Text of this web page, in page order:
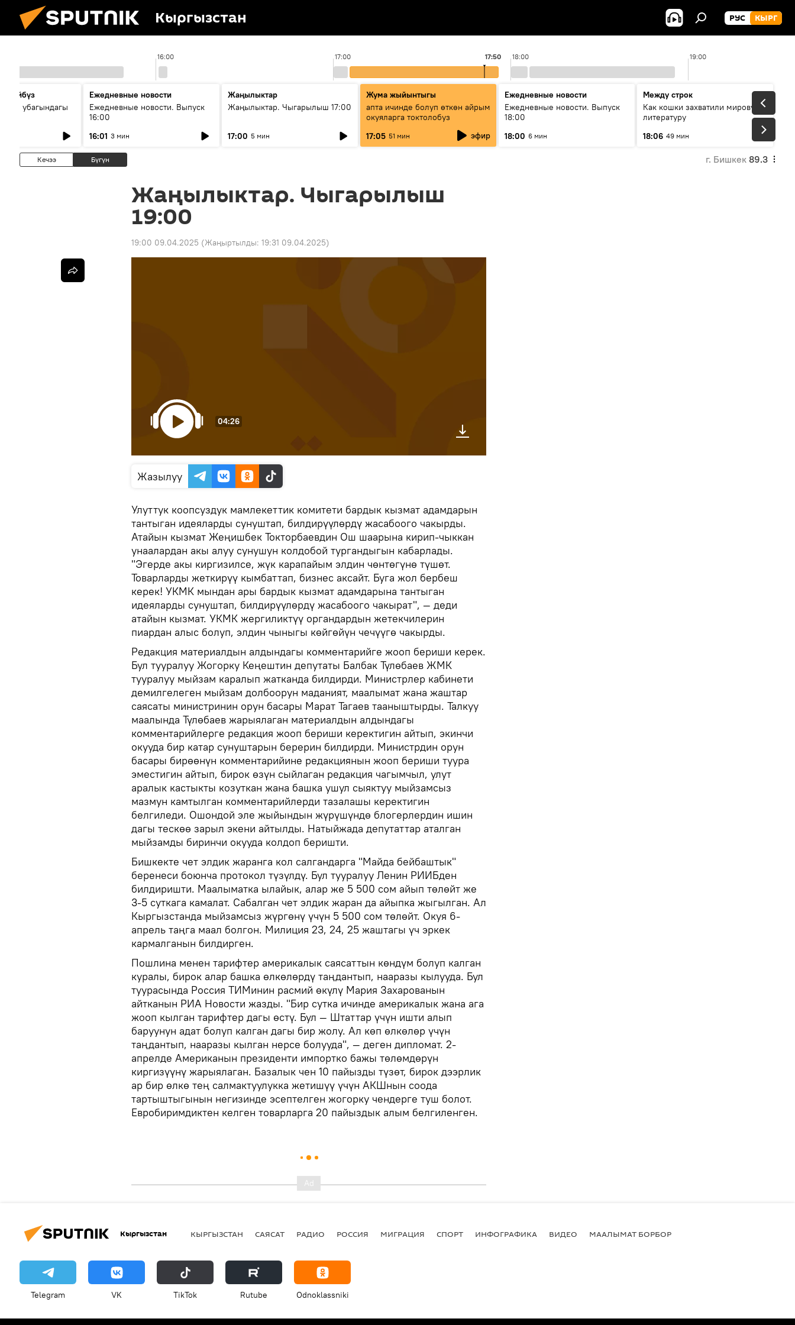
Кыргызстан РУС КЫРГ
16:00 17:00 18:00 19:00
17:50
өз убагындагы
Ежедневные новости
Ежедневные новости. Выпуск
16:00
16:01 3 мин
Жаңылыктар
Жаңылыктар. Чыгарылыш 17:00
17:00 5 мин
Жума жыйынтыгы
апта ичинде болуп өткөн айрым
окуяларга токтолобуз
17:05 51 мин эфир
Ежедневные новости
Ежедневные новости. Выпуск
18:00
18:00 6 мин
Между строк
Как кошки захватили мировую
литературу
18:06 49 мин
Кечээ Бүгүн г. Бишкек 89.3
Жаңылыктар. Чыгарылыш
19:00
19:00 09.04.2025 (Жаңыртылды: 19:31 09.04.2025)
04:26
Жазылуу
Улуттук коопсуздук мамлекеттик комитети бардык кызмат адамдарын
тантыган идеяларды сунуштап, билдирүүлөрдү жасабоого чакырды.
Атайын кызмат Жеңишбек Токторбаевдин Ош шаарына кирип-чыккан
унаалардан акы алуу сунушун колдобой тургандыгын кабарлады.
"Эгерде акы киргизилсе, жүк карапайым элдин чөнтөгүнө түшөт.
Товарларды жеткирүү кымбаттап, бизнес аксайт. Буга жол бербеш
керек! УКМК мындан ары бардык кызмат адамдарына тантыган
идеяларды сунуштап, билдирүүлөрдү жасабоого чакырат", — деди
атайын кызмат. УКМК жергиликтүү органдардын жетекчилерин
пиардан алыс болуп, элдин чыныгы көйгөйүн чечүүгө чакырды.
Редакция материалдын алдындагы комментарийге жооп бериши керек.
Бул тууралуу Жогорку Кеңештин депутаты Балбак Түлөбаев ЖМК
тууралуу мыйзам каралып жатканда билдирди. Министрлер кабинети
демилгелеген мыйзам долбоорун маданият, маалымат жана жаштар
саясаты министринин орун басары Марат Тагаев тааныштырды. Талкуу
маалында Түлөбаев жарыялаган материалдын алдындагы
комментарийлерге редакция жооп бериши керектигин айтып, экинчи
окууда бир катар сунуштарын берерин билдирди. Министрдин орун
басары бирөөнүн комментарийине редакциянын жооп бериши туура
эместигин айтып, бирок өзүн сыйлаган редакция чагымчыл, улут
аралык кастыкты козуткан жана башка ушул сыяктуу мыйзамсыз
мазмун камтылган комментарийлерди тазалашы керектигин
белгиледи. Ошондой эле жыйындын жүрүшүндө блогерлердин ишин
дагы тескөө зарыл экени айтылды. Натыйжада депутаттар аталган
мыйзамды биринчи окууда колдоп беришти.
Бишкекте чет элдик жаранга кол салгандарга "Майда бейбаштык"
беренеси боюнча протокол түзүлдү. Бул тууралуу Ленин РИИБден
билдиришти. Маалыматка ылайык, алар же 5 500 сом айып төлөйт же
3-5 суткага камалат. Сабалган чет элдик жаран да айыпка жыгылган. Ал
Кыргызстанда мыйзамсыз жүргөнү үчүн 5 500 сом төлөйт. Окуя 6-
апрель таңга маал болгон. Милиция 23, 24, 25 жаштагы үч эркек
кармалганын билдирген.
Пошлина менен тарифтер америкалык саясаттын көндүм болуп калган
куралы, бирок алар башка өлкөлөрдү таңдантып, нааразы кылууда. Бул
туурасында Россия ТИМинин расмий өкүлү Мария Захарованын
айтканын РИА Новости жазды. "Бир сутка ичинде америкалык жана ага
жооп кылган тарифтер дагы өстү. Бул — Штаттар үчүн ишти алып
баруунун адат болуп калган дагы бир жолу. Ал көп өлкөлөр үчүн
таңдантып, нааразы кылган нерсе болууда", — деген дипломат. 2-
апрелде Американын президенти импортко бажы төлөмдөрүн
киргизүүнү жарыялаган. Базалык чен 10 пайызды түзөт, бирок дээрлик
ар бир өлкө тең салмактуулукка жетишүү үчүн АКШнын соода
тартыштыгынын негизинде эсептелген жогорку чендерге туш болот.
Евробиримдиктен келген товарларга 20 пайыздык алым белгиленген.
Кыргызстан КЫРГЫЗСТАН САЯСАТ РАДИО РОССИЯ МИГРАЦИЯ СПОРТ ИНФОГРАФИКА ВИДЕО МААЛЫМАТ БОРБОР
Telegram VK ТikТоk Rutube Odnoklassniki